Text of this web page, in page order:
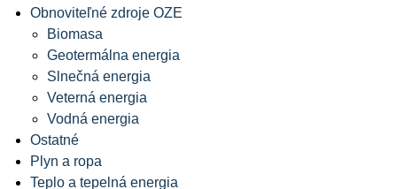
Obnoviteľné zdroje OZE
Biomasa
Geotermálna energia
Slnečná energia
Veterná energia
Vodná energia
Ostatné
Plyn a ropa
Teplo a tepelná energia